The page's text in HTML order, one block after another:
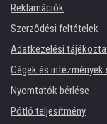
Reklamációk
Szerződési feltételek
Adatkezelési
Cégek és intézmények
Nyomtatók bérlése
Pótló teljesítmény